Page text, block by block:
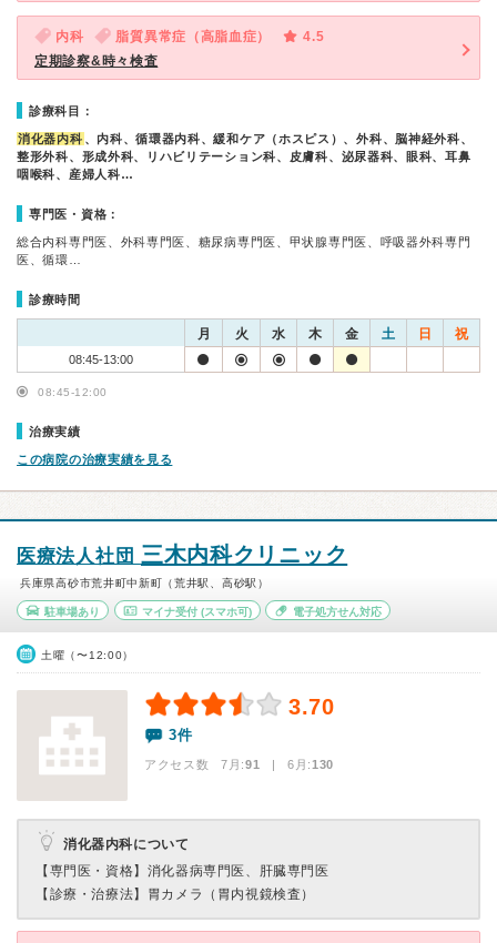
内科 脂質異常症（高脂血症）
4.5
定期診察&時々検査
診療科目：
消化器内科 、内科、循環器内科、緩和ケア（ホスピス）、外科、脳神経外科、
整形外科、形成外科、リハビリテーション科、皮膚科、泌尿器科、眼科、耳鼻
咽喉科、産婦人科…
専門医・資格：
総合内科専門医、外科専門医、糖尿病専門医、甲状腺専門医、呼吸器外科専門
医、循環…
診療時間
月 火 水 木 金 土 日 祝
08:45-13:00
08:45-12:00
治療実績
この病院の治療実績を見る
医療法人社団 三木内科クリニック
兵庫県高砂市荒井町中新町（荒井駅、高砂駅）
駐車場あり マイナ受付(スマホ可) 電子処方せん対応
土曜（〜12:00）
3.70
3件
アクセス数 7月:91 | 6月:130
消化器内科について
【専門医・資格】 消化器病専門医、肝臓専門医
【診療・治療法】 胃カメラ（胃内視鏡検査）